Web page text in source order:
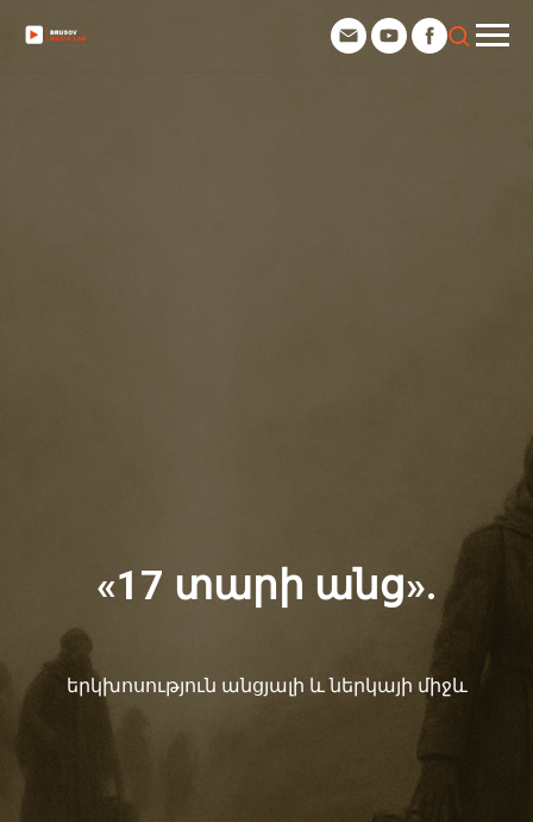
«17 տարի անց».
երկխոսություն անցյալի և ներկայի միջև